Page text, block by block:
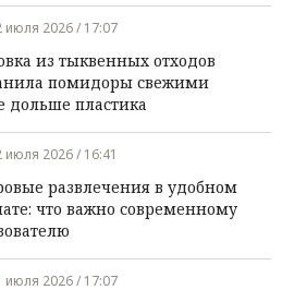
июля 2026 / 17:07
из тыквенных отходов
помидоры свежими
дольше пластика
июля 2026 / 16:41
развлечения в удобном
что важно современному
июля 2026 / 17:07